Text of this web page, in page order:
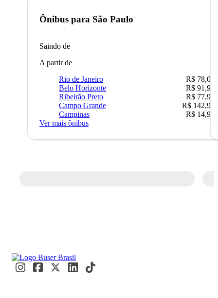
Ônibus para São Paulo
Saindo de
A partir de
Rio de Janeiro
R$ 78,02
Belo Horizonte
R$ 91,90
Ribeirão Preto
R$ 77,90
Campo Grande
R$ 142,90
Campinas
R$ 14,90
Ver mais ônibus